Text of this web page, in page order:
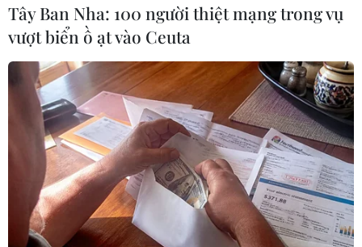
#Lễ hội Khinh khí cầu Tuyên Quang
Theo dõi VietnamPlus
Tây Ban Nha: 100 người thiệt mạng trong vụ
vượt biển ồ ạt vào Ceuta